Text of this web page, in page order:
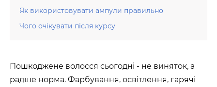
Як використовувати ампули правильно
Чого очікувати після курсу
Пошкоджене волосся сьогодні - не виняток, а
радше норма. Фарбування, освітлення, гарячі